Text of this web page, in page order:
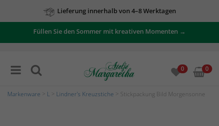
Lieferung innerhalb von 4–8 Werktagen
Füllen Sie den Sommer mit kreativen Momenten →
0 0
Markenware L Lindner's Kreuzstiche > Stickpackung Bild Morgensonne